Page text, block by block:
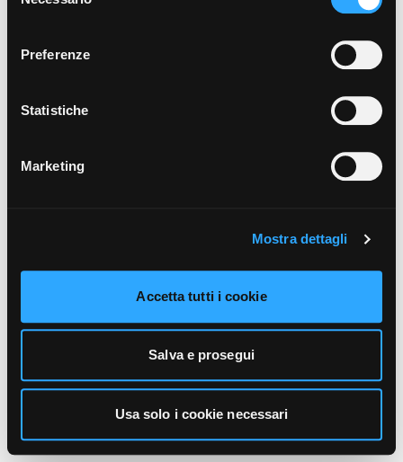
sul pulsante “Accetta tutti i cookie”. Cliccando sul tasto
unicamente i cookie necessari alla navigazione. Per
funzionamento, puoi prendere visione dell’informativa
cliccando qui.
Preferenze
Statistiche
Marketing
Mostra dettagli
Accetta tutti i cookie
Salva e prosegui
Usa solo i cookie necessari
404